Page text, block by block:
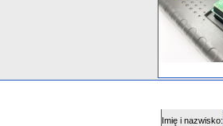
Imię i nazwisko: